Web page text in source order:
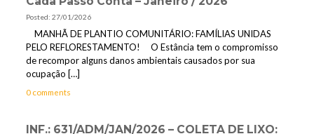
Posted: 27/01/2026
MANHÃ DE PLANTIO COMUNITÁRIO: FAMÍLIAS UNIDAS
PELO REFLORESTAMENTO! O Estância tem o compromisso
de recompor alguns danos ambientais causados por sua
ocupação […]
0 comments
INF.: 631/ADM/JAN/2026 – COLETA DE LIXO: